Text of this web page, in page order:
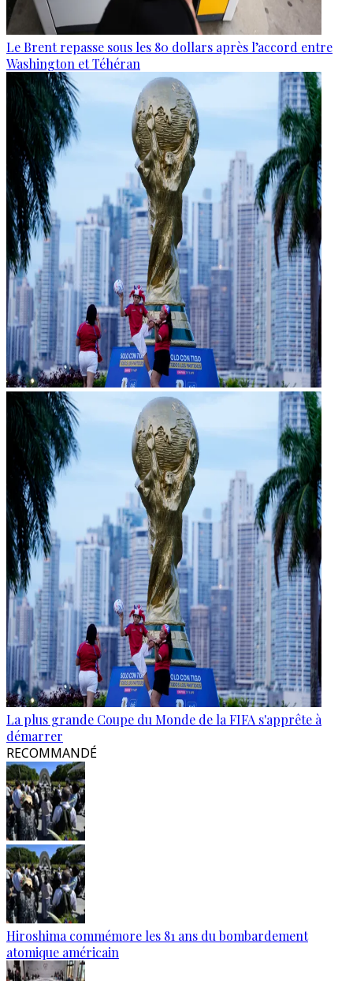
Le Brent repasse sous les 80 dollars après l’accord entre
Washington et Téhéran
La plus grande Coupe du Monde de la FIFA s'apprête à
démarrer
RECOMMANDÉ
Hiroshima commémore les 81 ans du bombardement
atomique américain